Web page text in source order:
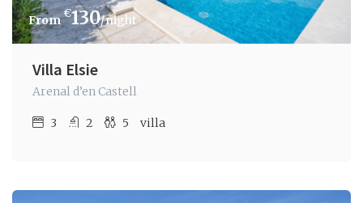
€130/night
Villa Elsie
Arenal d’en Castell
3 2 5 villa